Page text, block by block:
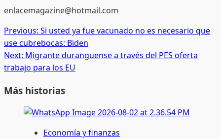
enlacemagazine@hotmail.com
Post
navigation
Previous: Si usted ya fue vacunado no es necesario que
use cubrebocas: Biden
Next: Migrante duranguense a través del PES oferta
trabajo para los EU
Más historias
Economía y finanzas